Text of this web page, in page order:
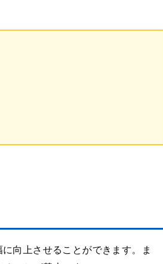
向上させることができます。ま